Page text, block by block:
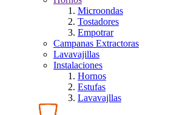
Microondas
Tostadores
Empotrar
Campanas Extractoras
Lavavajillas
Instalaciones
Hornos
Estufas
Lavavajllas